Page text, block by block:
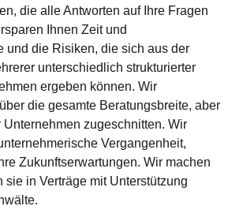
die alle Antworten auf Ihre Fragen
Ihnen Zeit und
und die Risiken, die sich aus der
unterschiedlich strukturierter
ergeben können. Wir
die gesamte Beratungsbreite, aber
zugeschnitten. Wir
Vergangenheit,
Zukunftserwartungen. Wir machen
sie in Verträge mit Unterstützung